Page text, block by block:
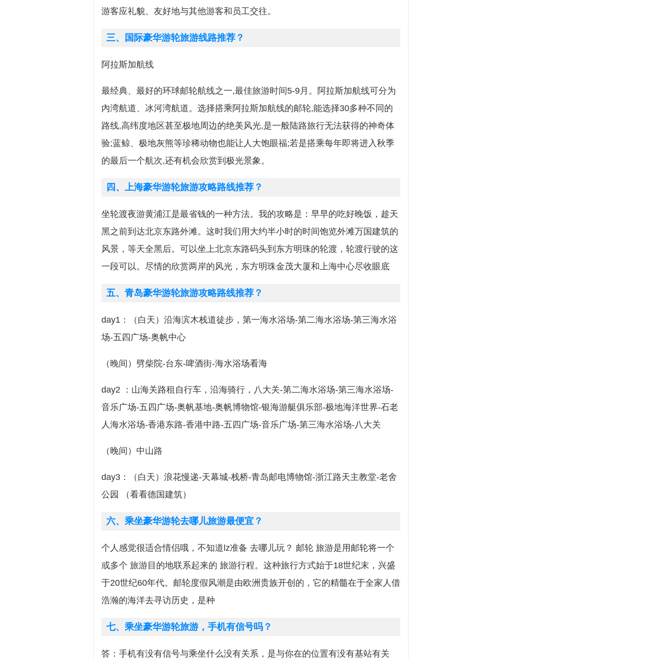
游客应礼貌、友好地与其他游客和员工交往。
三、国际豪华游轮旅游线路推荐？
阿拉斯加航线
最经典、最好的环球邮轮航线之一,最佳旅游时间5-9月。阿拉斯加航线可分为
內湾航道、冰河湾航道。选择搭乘阿拉斯加航线的邮轮,能选择30多种不同的
路线,高纬度地区甚至极地周边的绝美风光,是一般陆路旅行无法获得的神奇体
验;蓝鲸、极地灰熊等珍稀动物也能让人大饱眼福;若是搭乘每年即将进入秋季
的最后一个航次,还有机会欣赏到极光景象。
四、上海豪华游轮旅游攻略路线推荐？
坐轮渡夜游黄浦江是最省钱的一种方法。我的攻略是：早早的吃好晚饭，趁天
黑之前到达北京东路外滩。这时我们用大约半小时的时间饱览外滩万国建筑的
风景，等天全黑后。可以坐上北京东路码头到东方明珠的轮渡，轮渡行驶的这
一段可以。尽情的欣赏两岸的风光，东方明珠金茂大厦和上海中心尽收眼底
五、青岛豪华游轮旅游攻略路线推荐？
day1：（白天）沿海滨木栈道徒步，第一海水浴场-第二海水浴场-第三海水浴
场-五四广场-奥帆中心
（晚间）劈柴院-台东-啤酒街-海水浴场看海
day2 ：山海关路租自行车，沿海骑行，八大关-第二海水浴场-第三海水浴场-
音乐广场-五四广场-奥帆基地-奥帆博物馆-银海游艇俱乐部-极地海洋世界-石老
人海水浴场-香港东路-香港中路-五四广场-音乐广场-第三海水浴场-八大关
（晚间）中山路
day3：（白天）浪花慢递-天幕城-栈桥-青岛邮电博物馆-浙江路天主教堂-老舍
公园 （看看德国建筑）
六、乘坐豪华游轮去哪儿旅游最便宜？
个人感觉很适合情侣哦，不知道lz准备 去哪儿玩？ 邮轮 旅游是用邮轮将一个
或多个 旅游目的地联系起来的 旅游行程。这种旅行方式始于18世纪末，兴盛
于20世纪60年代。邮轮度假风潮是由欧洲贵族开创的，它的精髓在于全家人借
浩瀚的海洋去寻访历史，是种
七、乘坐豪华游轮旅游，手机有信号吗？
答：手机有没有信号与乘坐什么没有关系，是与你在的位置有没有基站有关